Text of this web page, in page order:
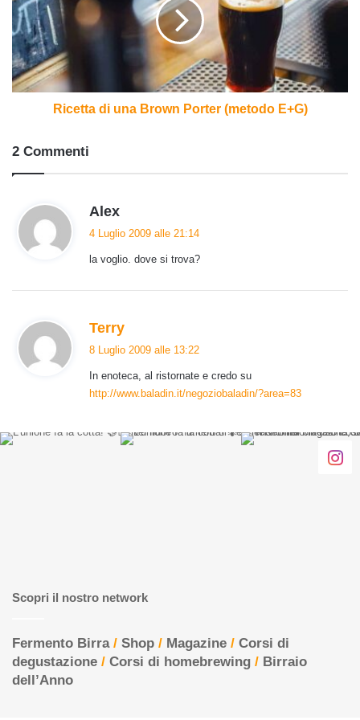
Brown
Porter
(metodo
E+G)
Ricetta di una Brown Porter (metodo E+G)
2 Commenti
Alex
e
:
4 Luglio 2009 alle 21:14
la voglio. dove si trova?
Terry
e
t
o
8 Luglio 2009 alle 13:22
In enoteca, al ristornate e credo su
http://www.baladin.it/negoziobaladin/?area=83
Scopri il nostro network
Fermento Birra/ Shop / Magazine / Corsi di
degustazione / Corsi di homebrewing / Birraio
dell’Anno